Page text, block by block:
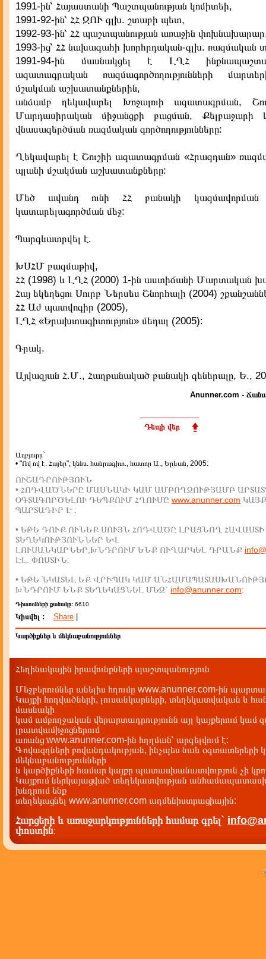
1991-ին՝ Հայաստանի Պաշտպանության կոմիտեի,
1991-92-ին՝ ՀՀ ԶՈՒ գլխ. շտաբի պետ,
1992-93-ին՝ ՀՀ պաշտպանության առաջին
1993-ից՝ ՀՀ նախագահի խորհրդական-գլխ. ռազմական
1991-94-ին մասնակցել է ԼՂՀ
ազատագրական ռազմագործողությունների
մշակման աշխատանքներին,
անձամբ ղեկավարել Խոջալուի ազատագրման,
Մարդասիրական միջանցքի բացման, Քելբաջարի
վնասազերծման ռազմական գործողությունները:
Ղեկավարել է Շուշիի ազատագրման «Հրազդան»
պլանի մշակման աշխատանքները:
Մեծ ավանդ ունի ՀՀ բանակի
կատարելագործման մեջ:
Պարգևատրվել է.
ԽՍՀՄ բազմաթիվ,
ՀՀ (1998) և ԼՂՀ (2000) 1-ին աստիճանի Մարտական
Հայ եկեղեցու Սուրբ Ներսես Շնորհալի (2004)
ՀՀ Աժ պատվոգիր (2005),
ԼՂՀ «Երախտագիտություն» մեդալ (2005):
Գրակ.
Այվազյան Հ.Մ., Հաղթանակած բանակի գեներալը, Ե.,
Anunner.com -
Դեպի վեր
Աղբյուրը`
• "Ով ով է. Հայեր", կենս. հանրագիտ., հատոր Ա., Երևան, 2005:
ՈՒՇԱԴՐՈՒԹՅՈՒՆ
• ՀՈԴՎԱԾՆԵՐԸ ՄԱՍՆԱԿԻ ԿԱՄ ԱՄԲՈՂՋՈՒԹՅԱՄԲ
ՕԳՏԱԳՈՐԾԵԼՈՒ ԴԵՊՔՈՒՄ ՀՂՈՒՄԸ www.anunner.com
ՊԱՐՏԱԴԻՐ Է :
• ԵԹԵ ԴՈՒՔ ՈՒՆԵՔ ՍՈՒՅՆ ՀՈԴՎԱԾԸ ԼՐԱՑՆՈՂ ՀԱՎԱՍՏԻ
ՏԵՂԵԿՈՒԹՅՈՒՆՆԵՐ ԵՎ
ԼՈՒՍԱՆԿԱՐՆԵՐ,ԽՆԴՐՈՒՄ ԵՆՔ ՈՒՂԱՐԿԵԼ ԴՐԱՆՔ
ԷԼ. ՓՈՍՏԻՆ:
• ԵԹԵ ՆԿԱՏԵԼ ԵՔ ՎՐԻՊԱԿ ԿԱՄ
ԽՆԴՐՈՒՄ ԵՆՔ ՏԵՂԵԿԱՑՆԵԼ ՄԵԶ` info@anunner.com:
Դիտումների քանակը: 6610
Կիսվել : Share
Կարծիքներ և մեկնաբանություններ
Հեղինակային իրավունքների պաշտպանություն
Մեջբերումներ անելիս հղումը www.anunner.com-ին
Կայքի հոդվածների, լուսանկարների, տեղեկատվական և
մասնակի
կամ ամբողջական վերարտադրությունն այլ կայքերում կամ
լրատվամիջոցներում
առանց www.anunner.com-ին հղղման՝ արգելվում է:
Գովազդների բովանդակության, ինչպես նաև օգտատերերի
մեկնաբանությունների
և կարծիքների համար կայքը պատասխանատվություն չի
Կայքում ներկայացված տեղեկատվության
խնդրում ենք
տեղեկացնել www.anunner.com ադմենիստրացիային:
Հարցերի և առաջարկությունների համար գրել`
փոստին: